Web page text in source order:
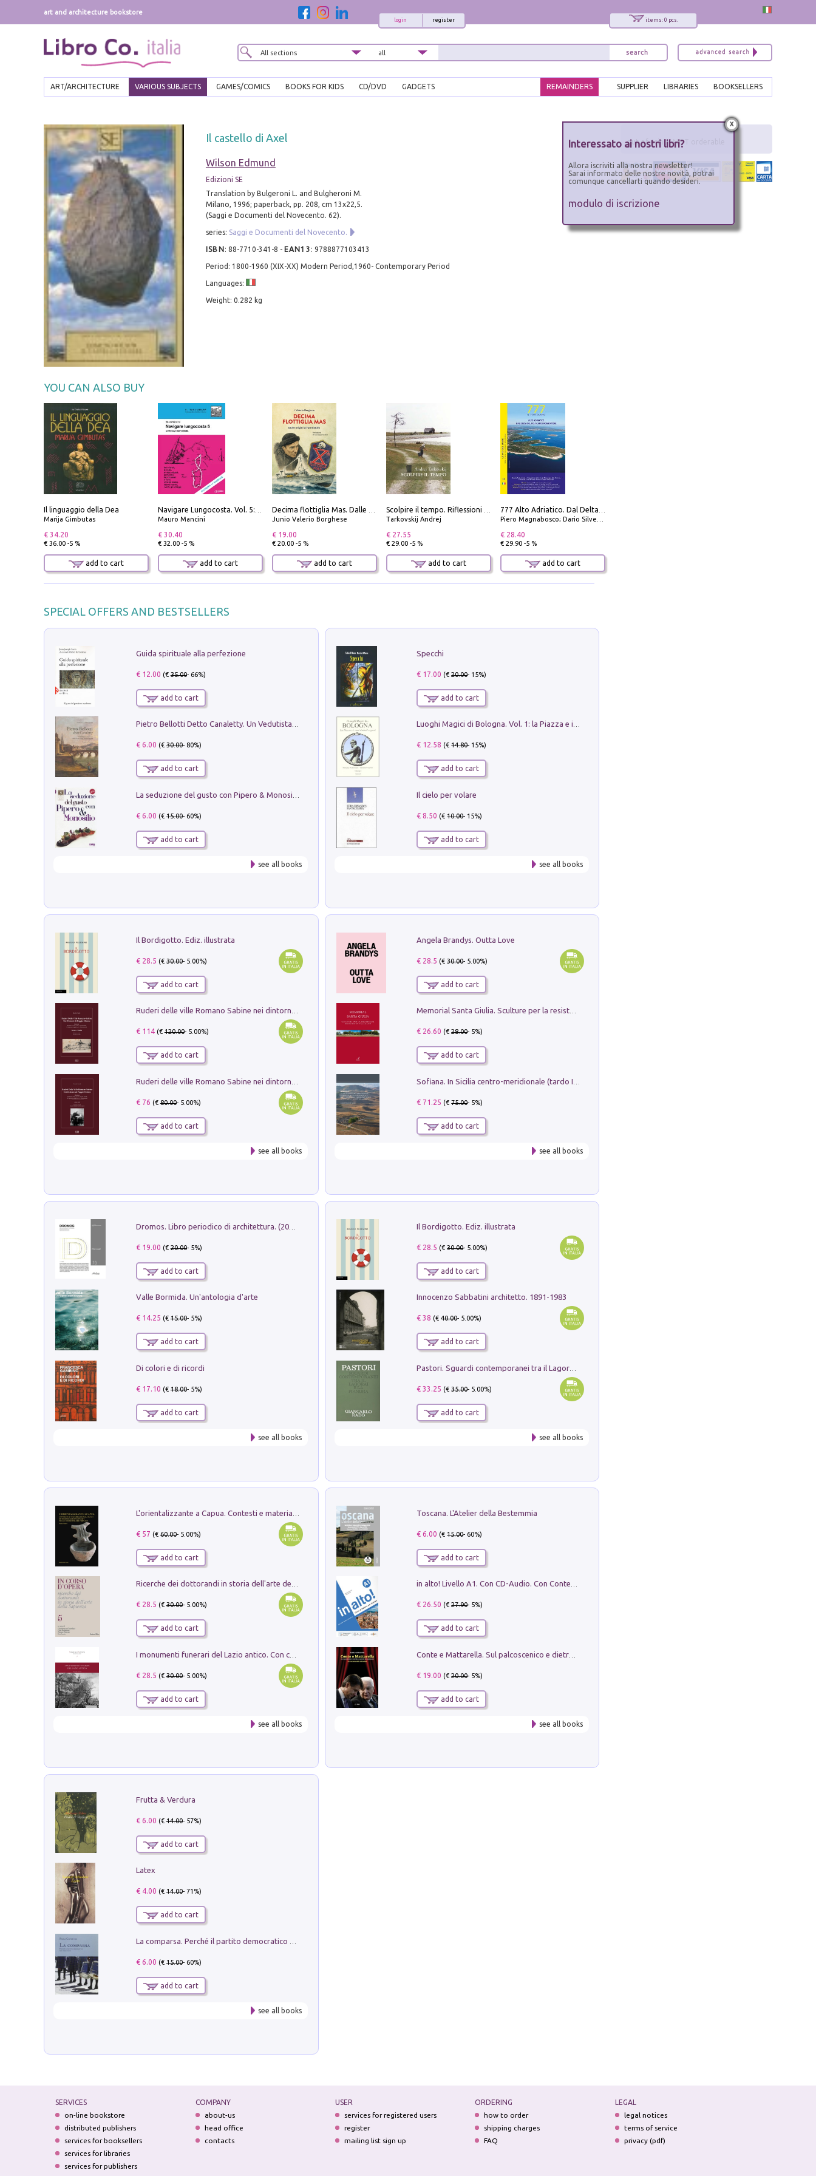
art and architecture bookstore
items: 0 pcs.
register
login
ART/ARCHITECTURE VARIOUS SUBJECTS GAMES/COMICS BOOKS FOR KIDS CD/DVD GADGETS BOOKSELLERS
LIBRARIES
SUPPLIER
REMAINDERS
Il castello di Axel
Wilson Edmund
Edizioni SE
Translation by Bulgeroni L. and Bulgheroni M.
Milano, 1996; paperback, pp. 208, cm 13x22,5.
(Saggi e Documenti del Novecento. 62).
series: Saggi e Documenti del Novecento.
ISBN : 88-7710-341-8 - EAN13 : 9788877103413
Period: 1800-1960 (XIX-XX) Modern Period,1960- Contemporary Period
Languages:
Weight: 0.282 kg
YOU CAN ALSO BUY
Il linguaggio della Dea
Marija Gimbutas
€ 34.20
€ 36.00 -5 %
add to cart
Navigare Lungocosta. Vol. 5: Corsica e Sardegna
Mauro Mancini
€ 30.40
€ 32.00 -5 %
add to cart
Decima flottiglia Mas. Dalle origini all'armistizio
Junio Valerio Borghese
€ 19.00
€ 20.00 -5 %
add to cart
Scolpire il tempo. Riflessioni sul cinema.
Tarkovskij Andrej
€ 27.55
€ 29.00 -5 %
add to cart
777 Alto Adriatico. Dal Delta del Po a Capo Promontore. Con QR Code
Piero Magnabosco; Dario Silvestro; Marco Sbrizzi
€ 28.40
€ 29.90 -5 %
add to cart
SPECIAL OFFERS AND BESTSELLERS
Guida spirituale alla perfezione
€ 12.00 (€35.00- 66%)
add to cart
Pietro Bellotti Detto Canaletty. Un Vedutista Veneziano nella Francia dell'Ancien Régime
€ 6.00 (€30.00- 80%)
add to cart
€ 6.00 (€15.00- 60%)
add to cart
see all books
Specchi
€ 17.00 (€20.00- 15%)
add to cart
Luoghi Magici di Bologna. Vol. 1: la Piazza e i Suoi Simboli Segreti
€ 12.58 (€14.80- 15%)
add to cart
Il cielo per volare
€ 8.50 (€10.00- 15%)
add to cart
see all books
Il Bordigotto. Ediz. illustrata
€ 28.5 (€30.00- 5.00%)
add to cart
Ruderi delle ville Romano Sabine nei dintorni di Poggio Mirteto. Illustrati dal dott.re prof.re cav.re Ercole Nardi regio ispettore degli scavi e monumenti. Anno 1885. Tavole e studio. Con 25 tavole fuori testo in cartella editoriale
€ 114(€120.00- 5.00%)
add to cart
€ 76 (€80.00- 5.00%)
add to cart
see all books
Angela Brandys. Outta Love
€ 28.5 (€30.00- 5.00%)
add to cart
Memorial Santa Giulia. Sculture per la resistenza Monchio di Palagano
€ 26.60 (€28.00- 5%)
add to cart
€ 71.25 (€75.00- 5%)
add to cart
see all books
Dromos. Libro periodico di architettura. (2026). Vol. 15: Post-model
€ 19.00 (€20.00- 5%)
add to cart
Valle Bormida. Un'antologia d'arte
€ 14.25 (€15.00- 5%)
add to cart
Di colori e di ricordi
€ 17.10 (€18.00- 5%)
add to cart
see all books
Il Bordigotto. Ediz. illustrata
€ 28.5 (€30.00- 5.00%)
add to cart
Innocenzo Sabbatini architetto. 1891-1983
€ 38 (€40.00- 5.00%)
add to cart
€ 33.25 (€35.00- 5.00%)
add to cart
see all books
€ 57 (€60.00- 5.00%)
add to cart
Ricerche dei dottorandi in storia dell'arte della Sapienza
€ 28.5 (€30.00- 5.00%)
add to cart
I monumenti funerari del Lazio antico. Con cartella con tavole
€ 28.5 (€30.00- 5.00%)
add to cart
see all books
Toscana. L'Atelier della Bestemmia
€ 6.00 (€15.00- 60%)
add to cart
in alto! Livello A1. Con CD-Audio. Con Contenuto digitale per accesso on line
€ 26.50 (€27.90- 5%)
add to cart
€ 19.00 (€20.00- 5%)
add to cart
see all books
Frutta & Verdura
€ 6.00 (€14.00- 57%)
add to cart
Latex
€ 4.00 (€14.00- 71%)
add to cart
€ 6.00 (€15.00- 60%)
add to cart
see all books
out of print - NOT orderable
SERVICES
on-line bookstore
distributed publishers
services for booksellers
services for libraries
services for publishers
COMPANY
about-us
head office
contacts
USER
services for registered users
register
mailing list sign up
ORDERING
how to order
shipping charges
FAQ
LEGAL
legal notices
terms of service
privacy (pdf)
x
Interessato ai nostri libri?
Allora iscriviti alla nostra newsletter!
Sarai informato delle nostre novità, potrai
comunque cancellarti quando desideri.
modulo di iscrizione